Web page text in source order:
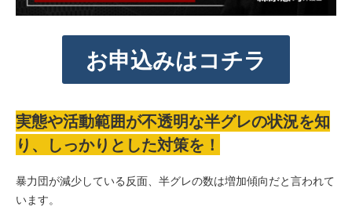
お申込みはコチラ
実態や活動範囲が不透明な半グレの状況を知
り、しっかりとした対策を！
暴力団が減少している反面、半グレの数は増加傾向だと言われて
います。